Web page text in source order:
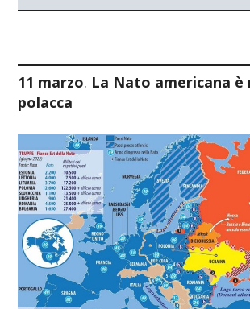
11 marzo. La Nato americana
polacca